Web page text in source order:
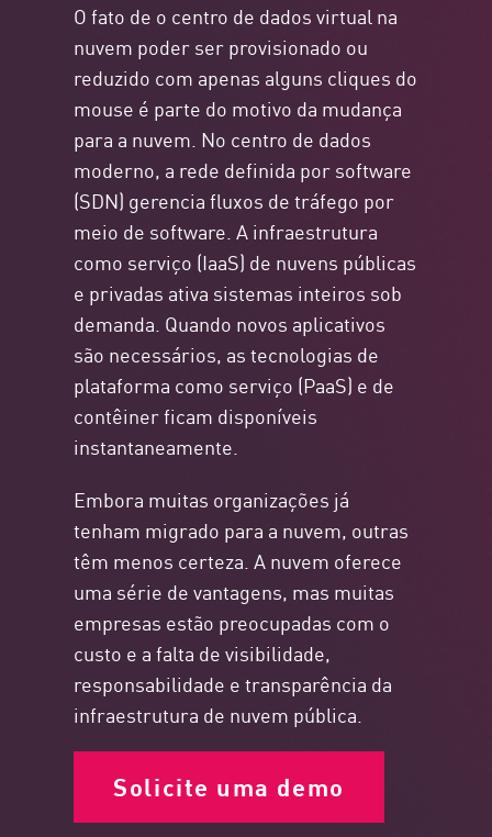
O fato de o centro de dados virtual na
nuvem poder ser provisionado ou
reduzido com apenas alguns cliques do
mouse é parte do motivo da mudança
para a nuvem. No centro de dados
moderno, a rede definida por software
(SDN) gerencia fluxos de tráfego por
meio de software. A infraestrutura
como serviço (IaaS) de nuvens públicas
e privadas ativa sistemas inteiros sob
demanda. Quando novos aplicativos
são necessários, as tecnologias de
plataforma como serviço (PaaS) e de
contêiner ficam disponíveis
instantaneamente.
Embora muitas organizações já
tenham migrado para a nuvem, outras
têm menos certeza. A nuvem oferece
uma série de vantagens, mas muitas
empresas estão preocupadas com o
custo e a falta de visibilidade,
responsabilidade e transparência da
infraestrutura de nuvem pública.
Solicite uma demo